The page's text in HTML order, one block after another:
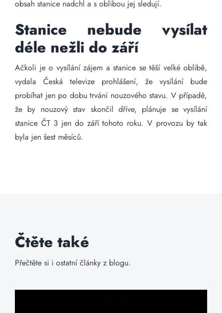
obsah stanice nadchl a s oblibou jej sledují.
Stanice nebude vysílat
déle nežli do září
Ačkoli je o vysílání zájem a stanice se těší velké oblibě,
vydala Česká televize prohlášení, že vysílání bude
probíhat jen po dobu trvání nouzového stavu. V případě,
že by nouzový stav skončil dříve, plánuje se vysílání
stanice ČT 3 jen do září tohoto roku. V provozu by tak
byla jen šest měsíců.
Čtěte také
Přečtěte si i ostatní články z blogu.